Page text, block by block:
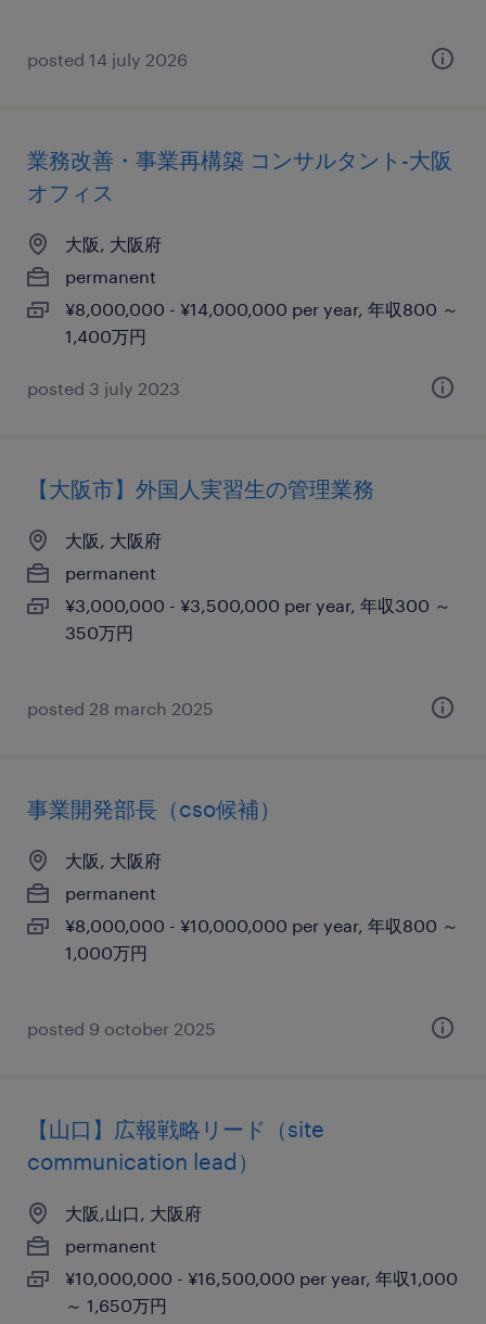
posted 14 july 2026
業務改善・事業再構築 コンサルタント-大阪
オフィス
大阪, 大阪府
permanent
¥8,000,000 - ¥14,000,000 per year, 年収800 ～
1,400万円
posted 3 july 2023
【大阪市】外国人実習生の管理業務
大阪, 大阪府
permanent
¥3,000,000 - ¥3,500,000 per year, 年収300 ～
350万円
posted 28 march 2025
事業開発部長（cso候補）
大阪, 大阪府
permanent
¥8,000,000 - ¥10,000,000 per year, 年収800 ～
1,000万円
posted 9 october 2025
【山口】広報戦略リード（site
communication lead）
大阪,山口, 大阪府
permanent
¥10,000,000 - ¥16,500,000 per year, 年収1,000
～ 1,650万円